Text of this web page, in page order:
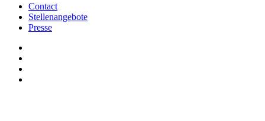
Contact
Stellenangebote
Presse